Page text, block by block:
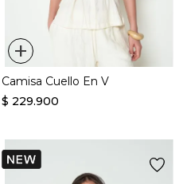
+
Camisa Cuello En V
$ 229.900